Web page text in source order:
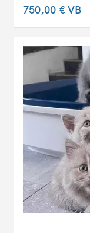
750,00 €VB